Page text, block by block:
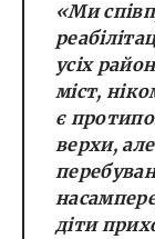
«Ми
усіх
міст,
є
верхи,
діти